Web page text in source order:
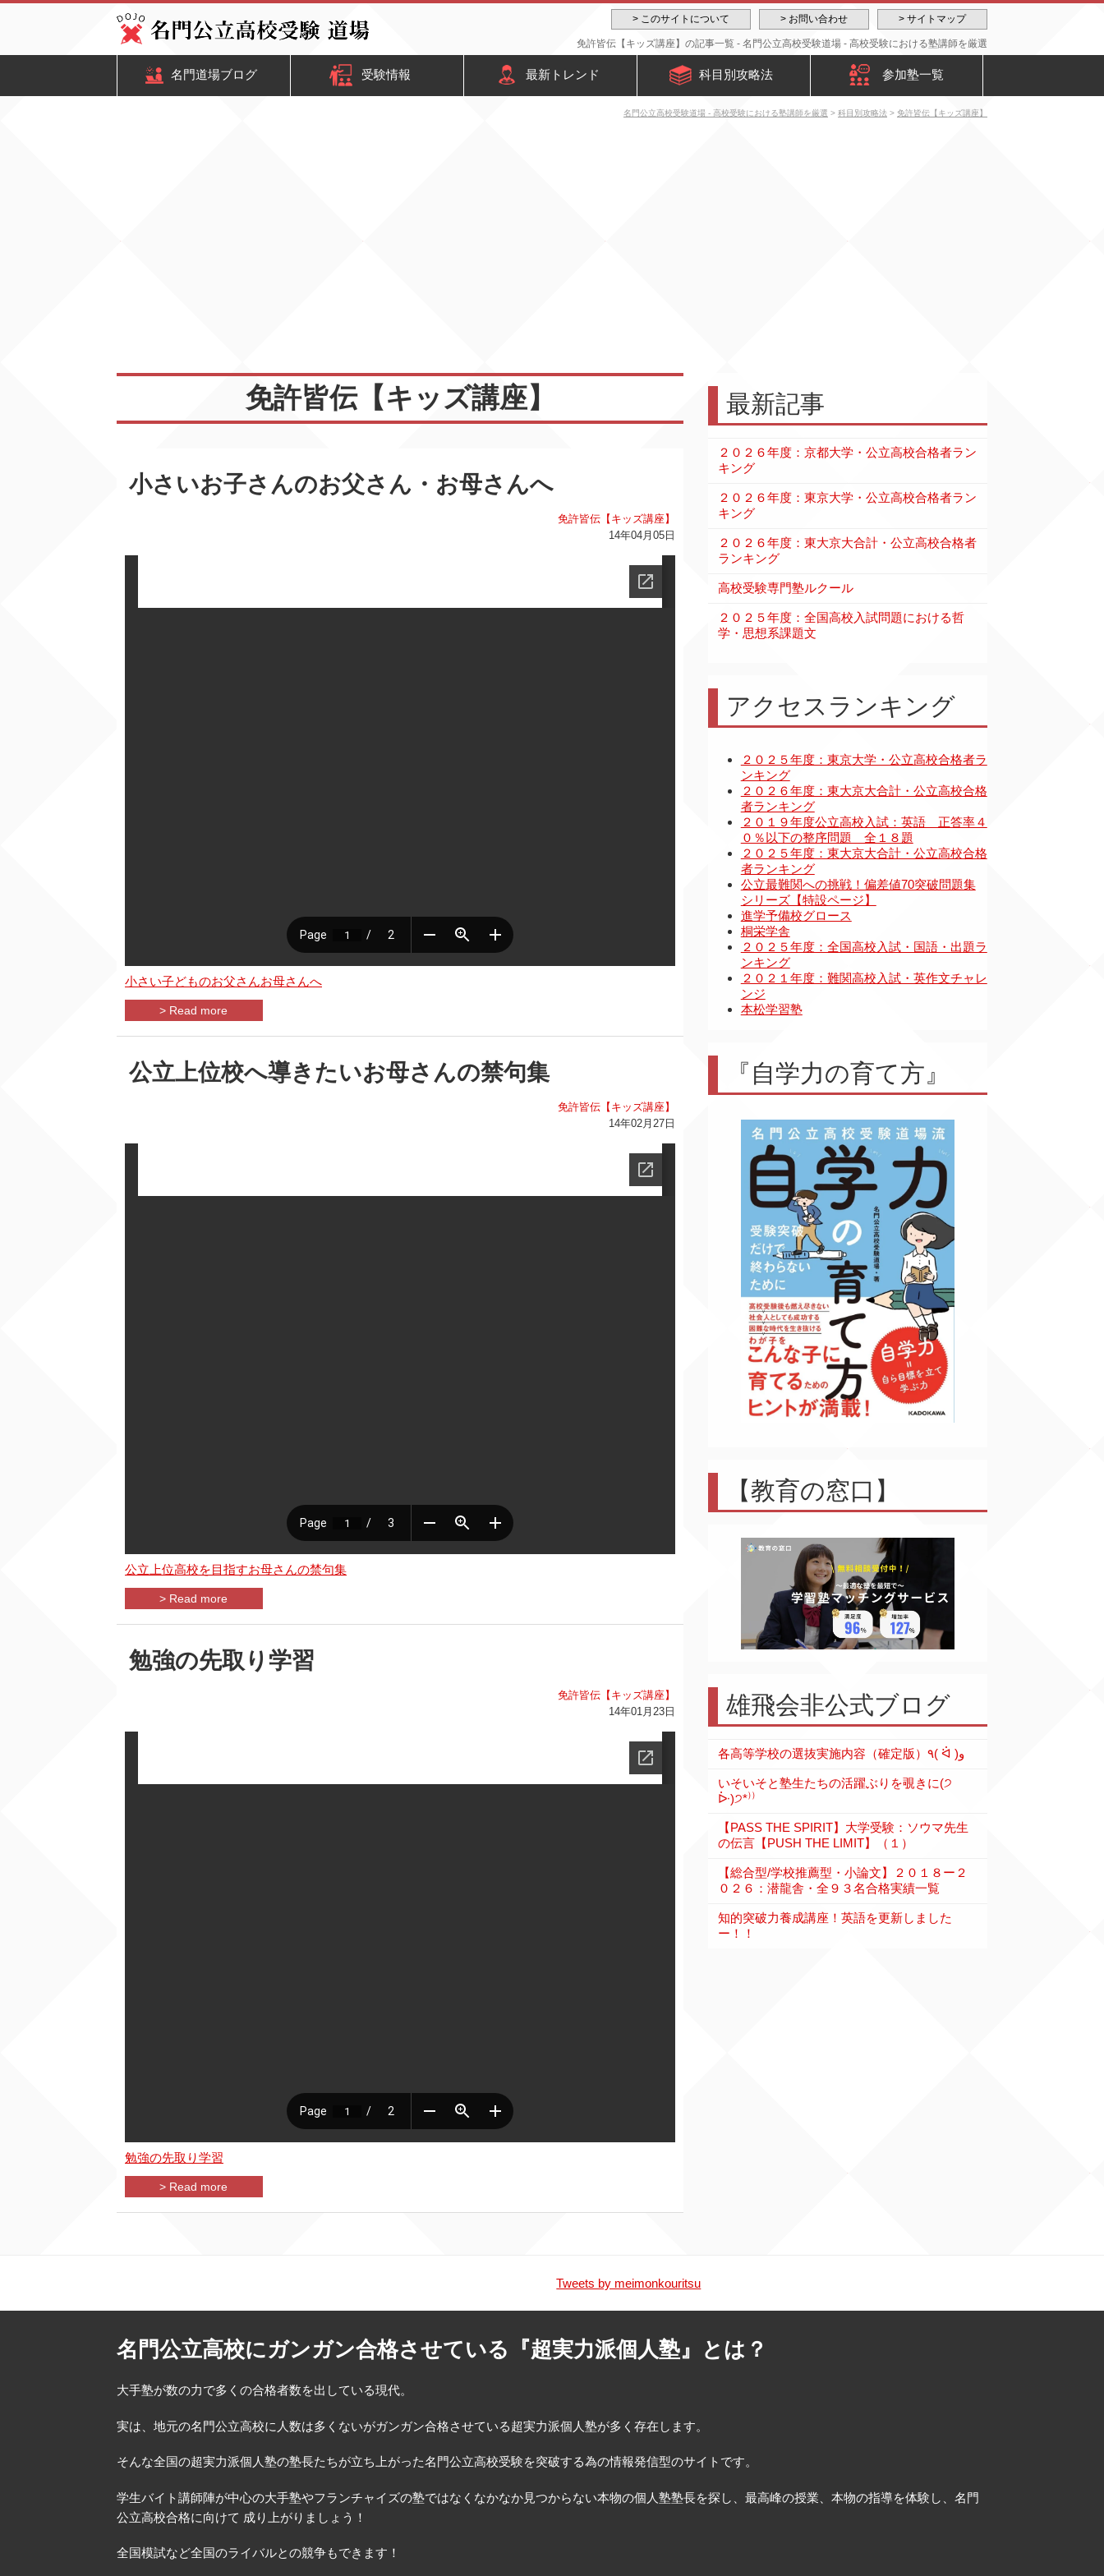
> サイトマップ
> お問い合わせ
> このサイトについて
免許皆伝【キッズ講座】の記事一覧 - 名門公立高校受験道場 - 高校受験における塾講師を厳選
名門道場ブログ 受験情報 最新トレンド 科目別攻略法 参加塾一覧
名門公立高校受験道場 - 高校受験における塾講師を厳選 > 科目別攻略法 > 免許皆伝【キッズ講座】
免許皆伝【キッズ講座】
小さいお子さんのお父さん・お母さんへ
免許皆伝【キッズ講座】
14年04月05日
小さい子どものお父さんお母さんへ
> Read more
公立上位校へ導きたいお母さんの禁句集
免許皆伝【キッズ講座】
14年02月27日
公立上位高校を目指すお母さんの禁句集
> Read more
勉強の先取り学習
免許皆伝【キッズ講座】
14年01月23日
勉強の先取り学習
> Read more
最新記事
２０２６年度：京都大学・公立高校合格者ラン
キング
２０２６年度：東京大学・公立高校合格者ラン
キング
２０２６年度：東大京大合計・公立高校合格者
ランキング
高校受験専門塾ルクール
２０２５年度：全国高校入試問題における哲
学・思想系課題文
アクセスランキング
『自学力の育て方』
【教育の窓口】
雄飛会非公式ブログ
各高等学校の選抜実施内容（確定版）٩( ᐛ )و
いそいそと塾生たちの活躍ぶりを覗きに(੭
ᐕ)੭*⁾⁾
【PASS THE SPIRIT】大学受験：ソウマ先生
の伝言【PUSH THE LIMIT】（１）
【総合型/学校推薦型・小論文】２０１８ー２
０２６：潜龍舎・全９３名合格実績一覧
知的突破力養成講座！英語を更新しました
ー！！
Tweets by meimonkouritsu
名門公立高校にガンガン合格させている『超実力派個人塾』とは？
大手塾が数の力で多くの合格者数を出している現代。
実は、地元の名門公立高校に人数は多くないがガンガン合格させている超実力派個人塾が多く存在します。
そんな全国の超実力派個人塾の塾長たちが立ち上がった名門公立高校受験を突破する為の情報発信型のサイトです。
学生バイト講師陣が中心の大手塾やフランチャイズの塾ではなくなかなか見つからない本物の個人塾塾長を探し、最高峰の授業、本物の指導を体験し、名門
公立高校合格に向けて 成り上がりましょう！
全国模試など全国のライバルとの競争もできます！